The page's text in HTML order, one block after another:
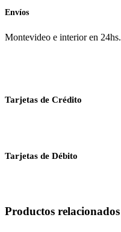
Envíos
Montevideo e interior en 24hs.
Tarjetas de Crédito
Tarjetas de Débito
Productos relacionados